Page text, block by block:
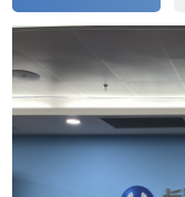
石家庄中
中核汇能河北